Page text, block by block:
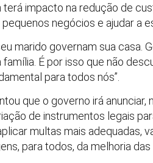
terá impacto na redução de
negócios e ajudar a
marido governam sua casa.
É por isso que não
para todos nós”.
que o governo irá anunciar,
de instrumentos legais
multas mais adequadas,
para todos, da melhoria